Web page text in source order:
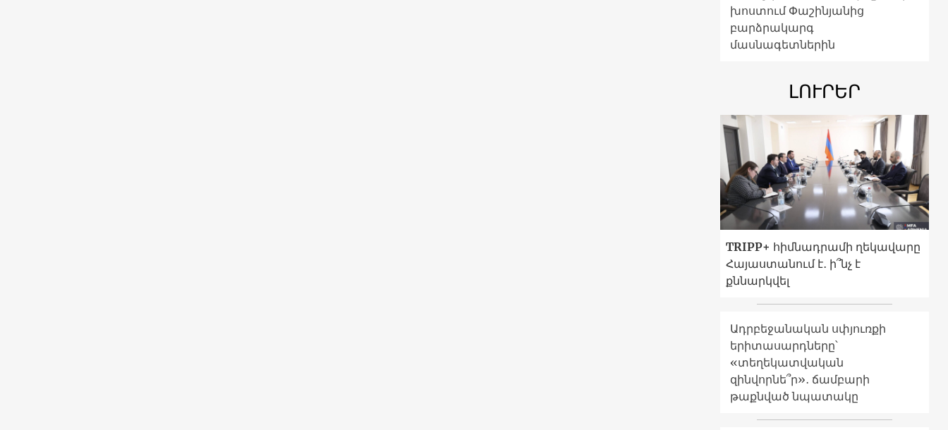
խոստում Փաշինյանից
բարձրակարգ
մասնագետներին
ԼՈՒՐԵՐ
TRIPP+ հիմնադրամի ղեկավարը
Հայաստանում է․ ի՞նչ է
քննարկվել
Ադրբեջանական սփյուռքի
երիտասարդները՝
«տեղեկատվական
զինվորնե՞ր»․ ճամբարի
թաքնված նպատակը